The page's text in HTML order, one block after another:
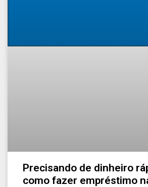
Precisando de dinheiro
como fazer empréstimo